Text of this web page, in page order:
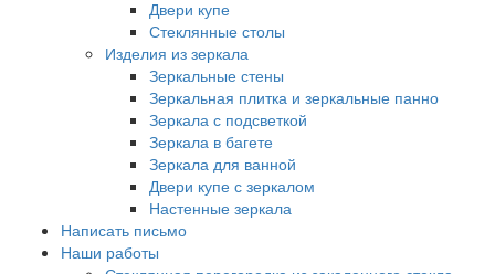
Двери купе
Стеклянные столы
Изделия из зеркала
Зеркальные стены
Зеркальная плитка и зеркальные панно
Зеркала с подсветкой
Зеркала в багете
Зеркала для ванной
Двери купе с зеркалом
Настенные зеркала
Написать письмо
Наши работы